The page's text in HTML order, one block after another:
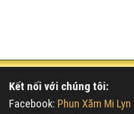
Kết nối với chúng tôi:
Facebook: Phun Xăm Mi Lyn